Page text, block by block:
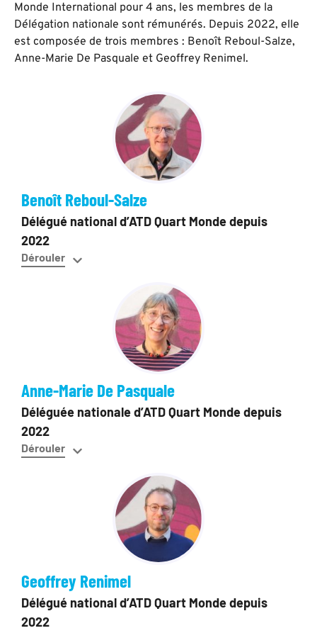
Monde International pour 4 ans, les membres de la
Délégation nationale sont rémunérés. Depuis 2022, elle
est composée de trois membres : Benoît Reboul-Salze,
Anne-Marie De Pasquale et Geoffrey Renimel.
Benoît Reboul-Salze
Délégué national d’ATD Quart Monde depuis
2022
Anne-Marie De Pasquale
Déléguée nationale d’ATD Quart Monde depuis
2022
Geoffrey Renimel
Délégué national d’ATD Quart Monde depuis
2022